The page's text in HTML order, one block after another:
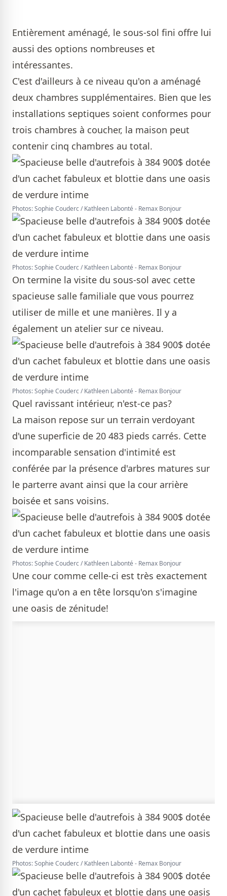
Entièrement aménagé, le sous-sol fini offre lui
aussi des options nombreuses et
intéressantes.
C'est d'ailleurs à ce niveau qu'on a aménagé
deux chambres supplémentaires. Bien que les
installations septiques soient conformes pour
trois chambres à coucher, la maison peut
contenir cinq chambres au total.
Photos: Sophie Couderc / Kathleen Labonté - Remax Bonjour
Photos: Sophie Couderc / Kathleen Labonté - Remax Bonjour
On termine la visite du sous-sol avec cette
spacieuse salle familiale que vous pourrez
utiliser de mille et une manières. Il y a
également un atelier sur ce niveau.
Photos: Sophie Couderc / Kathleen Labonté - Remax Bonjour
Quel ravissant intérieur, n'est-ce pas?
La maison repose sur un terrain verdoyant
d'une superficie de 20 483 pieds carrés. Cette
incomparable sensation d'intimité est
conférée par la présence d'arbres matures sur
le parterre avant ainsi que la cour arrière
boisée et sans voisins.
Photos: Sophie Couderc / Kathleen Labonté - Remax Bonjour
Une cour comme celle-ci est très exactement
l'image qu'on a en tête lorsqu'on s'imagine
une oasis de zénitude!
Photos: Sophie Couderc / Kathleen Labonté - Remax Bonjour